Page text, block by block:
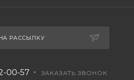
РАССЫЛКУ
00-57 ЗАКАЗАТЬ ЗВОНОК